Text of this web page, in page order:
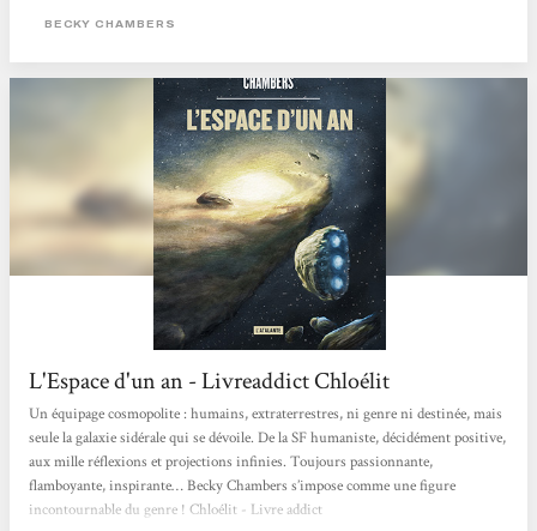
derniers puissent encore être présents). Dans ce premier tome de la quadrilogie,
BECKY CHAMBERS
L'Espace d'un an - Livreaddict Chloélit
Un équipage cosmopolite : humains, extraterrestres, ni genre ni destinée, mais
seule la galaxie sidérale qui se dévoile. De la SF humaniste, décidément positive,
aux mille réflexions et projections infinies. Toujours passionnante,
flamboyante, inspirante… Becky Chambers s’impose comme une figure
incontournable du genre ! Chloélit - Livre addict